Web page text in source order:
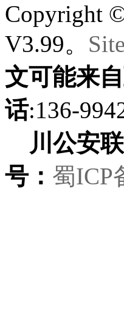
Copyright
V3.99。
文可能来
话:136-
川公安
号： 蜀ICP